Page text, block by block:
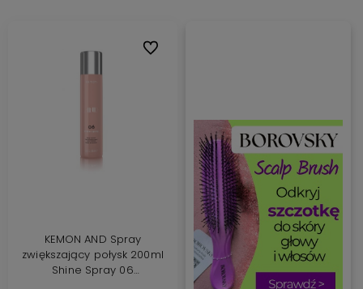
KEMON AND Spray
zwiększający połysk 200ml
Shine Spray 06
Do ulubionych